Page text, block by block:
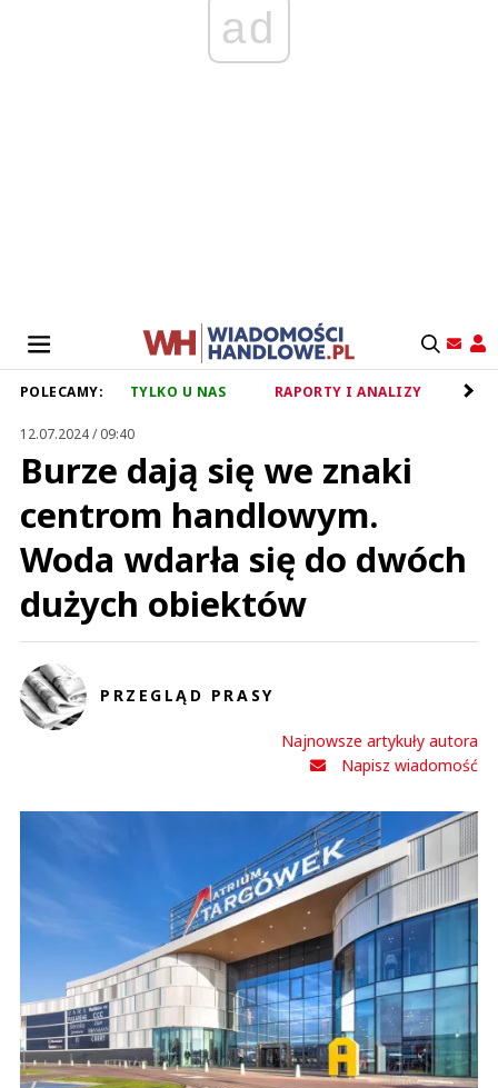
ad
POLECAMY: TYLKO U NAS RAPORTY I ANALIZY
12.07.2024 / 09:40
Burze dają się we znaki
centrom handlowym.
Woda wdarła się do dwóch
dużych obiektów
PRZEGLĄD PRASY
Najnowsze artykuły autora
Napisz wiadomość